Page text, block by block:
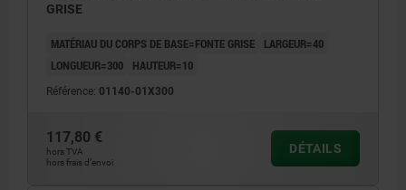
GRISE
MATÉRIAU DU CORPS DE BASE=FONTE GRISE
LARGEUR=40
LONGUEUR=300
HAUTEUR=10
Référence: 01140-01X300
117,80 €
hors TVA
hors frais d’envoi
DÉTAILS